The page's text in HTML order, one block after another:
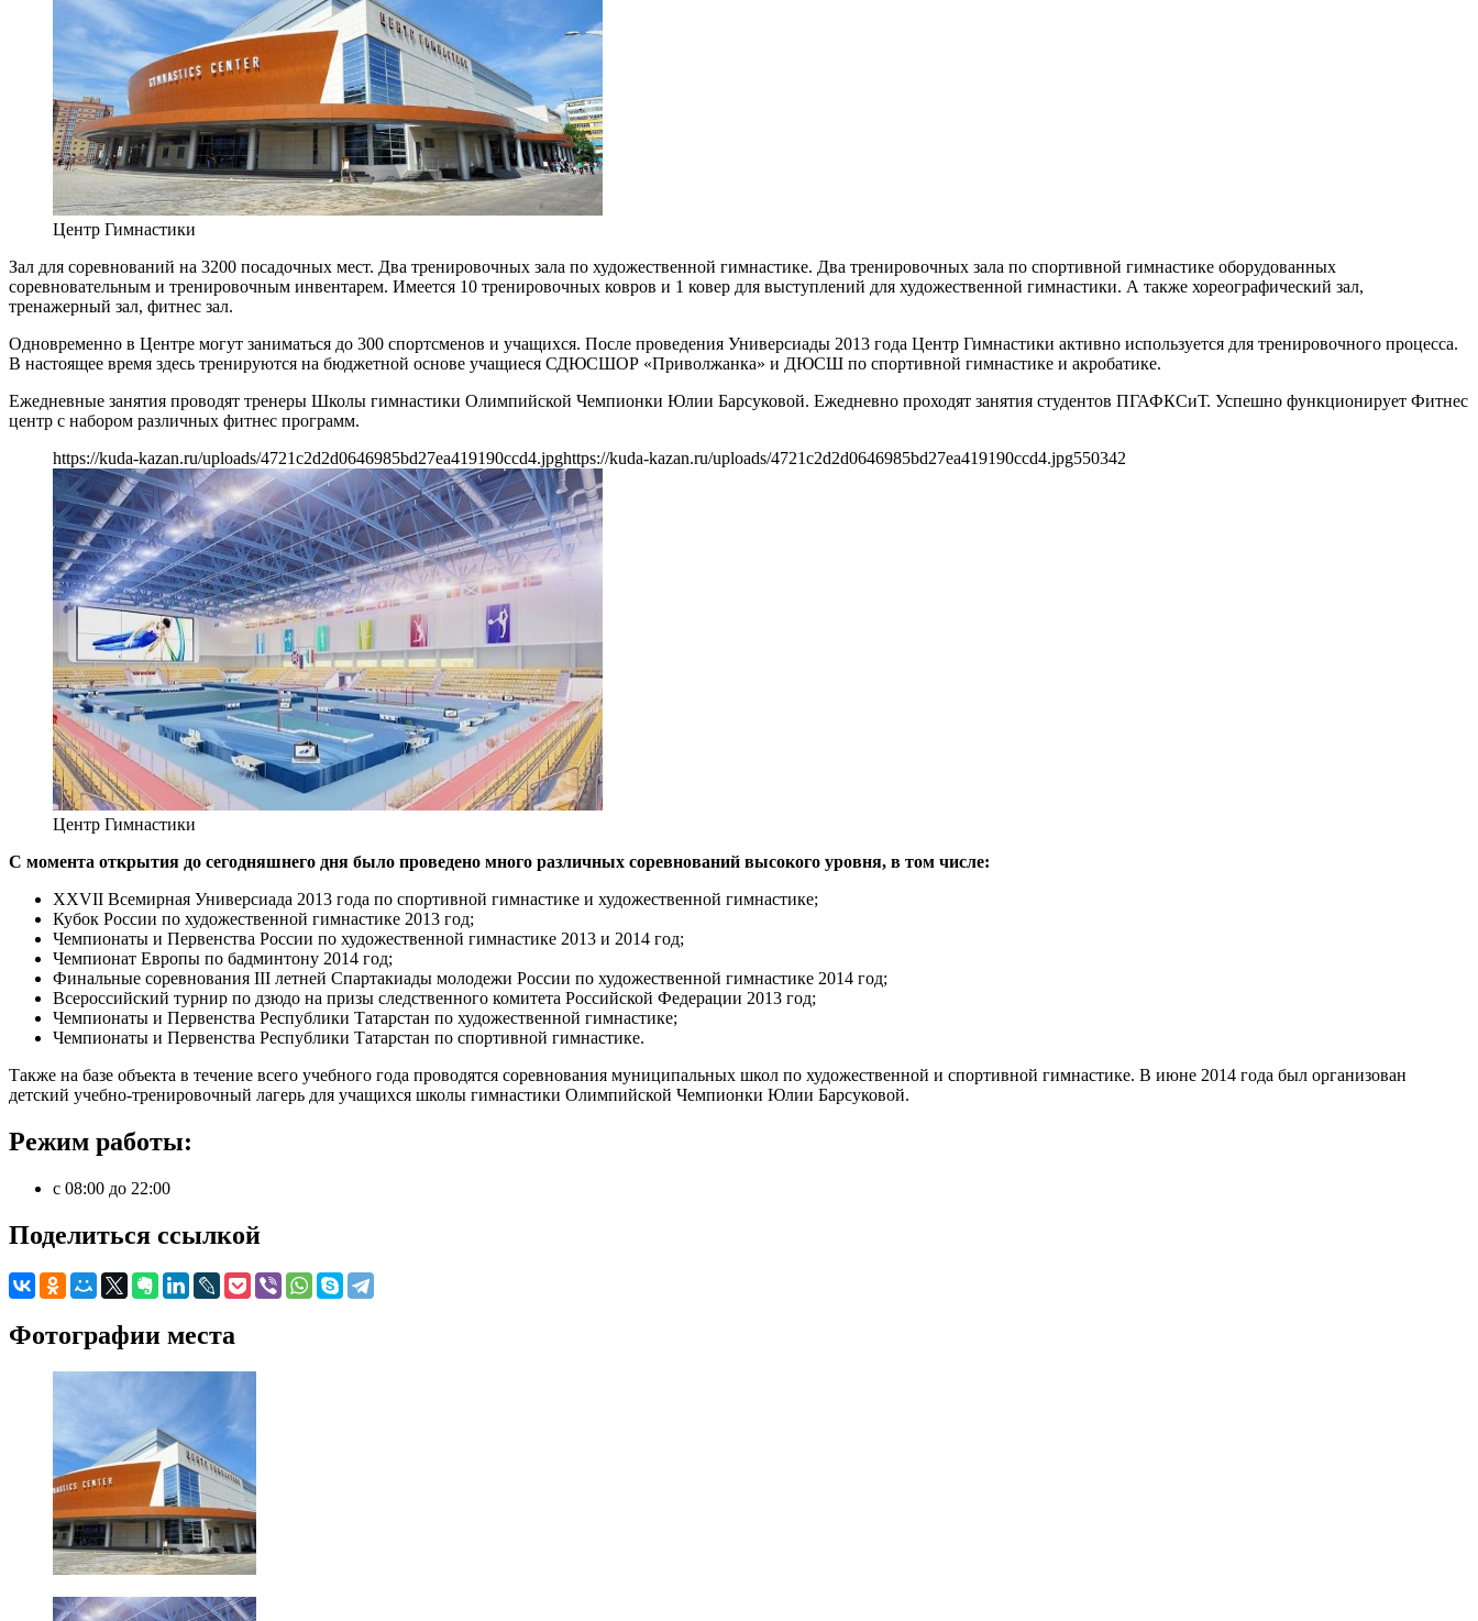
Центр Гимнастики
Зал для соревнований на 3200 посадочных мест. Два тренировочных зала по художественной гимнастике. Два тренировочных зала по спортивной гимнастике оборудованных
соревновательным и тренировочным инвентарем. Имеется 10 тренировочных ковров и 1 ковер для выступлений для художественной гимнастики. А также хореографический зал,
тренажерный зал, фитнес зал.
Одновременно в Центре могут заниматься до 300 спортсменов и учащихся. После проведения Универсиады 2013 года Центр Гимнастики активно используется для тренировочного процесса.
В настоящее время здесь тренируются на бюджетной основе учащиеся СДЮСШОР «Приволжанка» и ДЮСШ по спортивной гимнастике и акробатике.
Ежедневные занятия проводят тренеры Школы гимнастики Олимпийской Чемпионки Юлии Барсуковой. Ежедневно проходят занятия студентов ПГАФКСиТ. Успешно функционирует Фитнес
центр с набором различных фитнес программ.
https://kuda-kazan.ru/uploads/4721c2d2d0646985bd27ea419190ccd4.jpghttps://kuda-kazan.ru/uploads/4721c2d2d0646985bd27ea419190ccd4.jpg550342
Центр Гимнастики
С момента открытия до сегодняшнего дня было проведено много различных соревнований высокого уровня, в том числе:
XXVII Всемирная Универсиада 2013 года по спортивной гимнастике и художественной гимнастике;
Кубок России по художественной гимнастике 2013 год;
Чемпионаты и Первенства России по художественной гимнастике 2013 и 2014 год;
Чемпионат Европы по бадминтону 2014 год;
Финальные соревнования III летней Спартакиады молодежи России по художественной гимнастике 2014 год;
Всероссийский турнир по дзюдо на призы следственного комитета Российской Федерации 2013 год;
Чемпионаты и Первенства Республики Татарстан по художественной гимнастике;
Чемпионаты и Первенства Республики Татарстан по спортивной гимнастике.
Также на базе объекта в течение всего учебного года проводятся соревнования муниципальных школ по художественной и спортивной гимнастике. В июне 2014 года был организован
детский учебно-тренировочный лагерь для учащихся школы гимнастики Олимпийской Чемпионки Юлии Барсуковой.
Режим работы:
с 08:00 до 22:00
Поделиться ссылкой
Фотографии места